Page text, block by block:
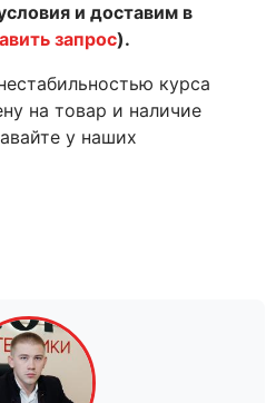
и доставим в
запрос).
курса
на товар и наличие
у наших